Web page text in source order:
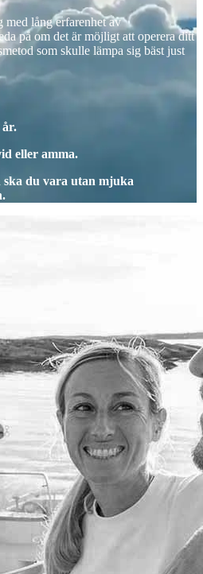
med lång erfarenhet av
på om det är möjligt att operera ditt
som skulle lämpa sig bäst just
år.
eller amma.
ska du vara utan mjuka